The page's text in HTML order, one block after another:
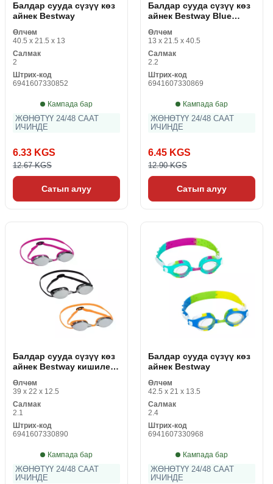
Балдар сууда сүзүү көз
айнек Bestway
Өлчөм
40.5 x 21.5 x 13
Салмак
2
Штрих-код
6941607330852
Кампада бар
ЖӨНӨТҮҮ 24/48 СААТ
ИЧИНДЕ
6.33 KGS
12.67 KGS
Сатып алуу
Балдар сууда сүзүү көз
айнек Bestway Blue
Өлчөм
13 x 21.5 x 40.5
Салмак
2.2
Штрих-код
6941607330869
Кампада бар
ЖӨНӨТҮҮ 24/48 СААТ
ИЧИНДЕ
6.45 KGS
12.90 KGS
Сатып алуу
Балдар сууда сүзүү көз
айнек Bestway кишилер
Өлчөм
39 x 22 x 12.5
Салмак
2.1
Штрих-код
6941607330890
Кампада бар
ЖӨНӨТҮҮ 24/48 СААТ
ИЧИНДЕ
Балдар сууда сүзүү көз
айнек Bestway
Өлчөм
42.5 x 21 x 13.5
Салмак
2.4
Штрих-код
6941607330968
Кампада бар
ЖӨНӨТҮҮ 24/48 СААТ
ИЧИНДЕ